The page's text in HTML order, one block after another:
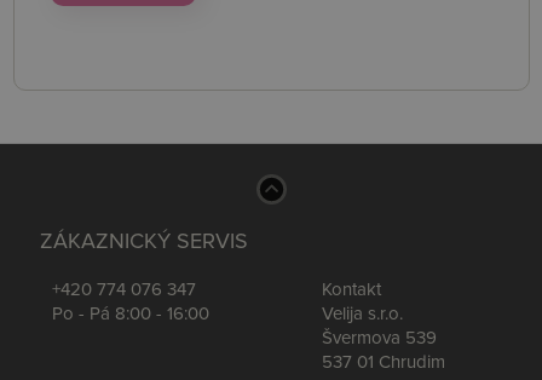
ZÁKAZNICKÝ SERVIS
+420 774 076 347
Po - Pá 8:00 - 16:00
Kontakt
Velija s.r.o.
Švermova 539
537 01 Chrudim